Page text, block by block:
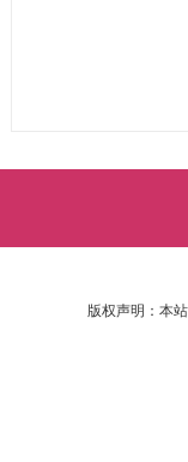
版权声明：本